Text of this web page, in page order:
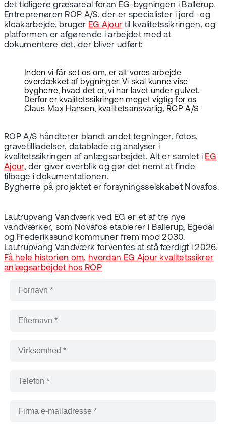
det tidligere græsareal foran EG-bygningen i Ballerup.
Entreprenøren ROP A/S, der er specialister i jord- og
kloakarbejde, bruger EG Ajour til kvalitetssikringen, og
platformen er afgørende i arbejdet med at
dokumentere det, der bliver udført:
Inden vi får set os om, er alt vores arbejde
overdækket af bygninger. Vi skal kunne vise
bygherre, hvad det er, vi har lavet under gulvet.
Derfor er kvalitetssikringen meget vigtig for os
Claus Max Hansen, kvalitetsansvarlig, ROP A/S
ROP A/S håndterer blandt andet tegninger, fotos,
gravetillladelser, datablade og analyser i
kvalitetssikringen af anlægsarbejdet. Alt er samlet i EG
Ajour, der giver overblik og gør det nemt at finde
tilbage i dokumentationen.
Bygherre på projektet er forsyningsselskabet Novafos.
Lautrupvang Vandværk ved EG er et af tre nye
vandværker, som Novafos etablerer i Ballerup, Egedal
og Frederikssund kommuner frem mod 2030.
Lautrupvang Vandværk forventes at stå færdigt i 2026.
Få hele historien om, hvordan EG Ajour kvalitetssikrer
anlægsarbejdet hos ROP